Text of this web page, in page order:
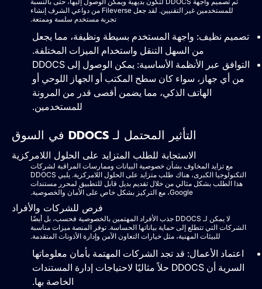
للمستخدمين غير التقنيين. لقد جعل Fileverse من دواعي الشرف إنشاء
تجربة مستخدم سلسة وممتعة.
تصميم نظيف: واجهة المستخدم بسيطة ونظيفة، مما يجعل
من السهل التنقل واستخدام الميزات المختلفة.
التوافق عبر الأنظمة الأساسية: يمكن الوصول إلى DDOCS
من أي جهاز، سواء كان سطح المكتب أو الجهاز اللوحي أو
الهاتف الذكي، مما يضمن أقصى قدر من المرونة
للمستخدمين.
التأثير المحتمل لـ DDOCS في السوق
الاستجابة للطلب المتزايد على الحلول اللامركزية
مع تزايد المخاوف بشأن خصوصية البيانات وممارسات المراقبة لشركات
التكنولوجيا الكبرى، هناك طلب متزايد على الحلول اللامركزية. يلبي DDOCS
هذا الطلب بشكل مثالي من خلال تقديم بديل قابل للتطبيق لمحرر مستندات
Google، مع التركيز بشكل خاص على الأمان والخصوصية.
فرص للشركات والأفراد
لا يمكن لـ DDOCS جذب الأفراد المهتمين بالخصوصية فحسب، بل أيضًا
الشركات التي تتطلع إلى حماية بياناتها الحساسة. توفر المنصة ميزات مناسبة
للبيئات المهنية، مثل خيارات التعاون الآمن وإدارة الأذونات المتقدمة.
اعتماد الأعمال: قد تجد الشركات المهتمة بأمان معلوماتها
السرية أن DDOCS حلاً مثاليًا لاحتياجات إدارة المستندات
الخاصة بها.